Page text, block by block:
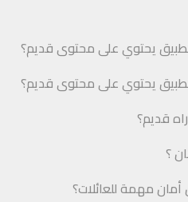
يحتوي على محتوى قديم؟
يحتوي على محتوى قديم؟
قديم؟
؟
أمان مهمة للعائلات؟